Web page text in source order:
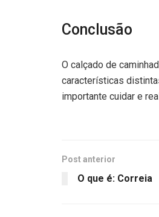
Conclusão
O calçado de
características
importante cuidar e
Post anterior
O que é: Correia